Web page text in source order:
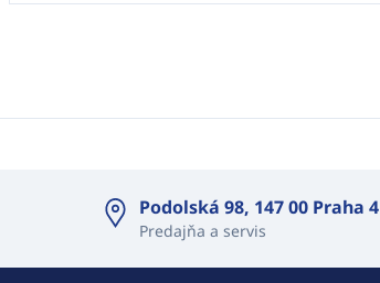
Podolská 98, 147 00 Praha 4
Predajňa a servis